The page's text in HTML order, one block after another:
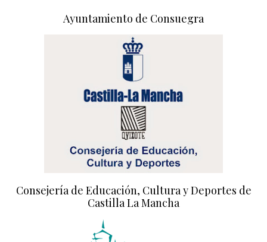
Ayuntamiento de Consuegra
Consejería de Educación, Cultura y Deportes de
Castilla La Mancha